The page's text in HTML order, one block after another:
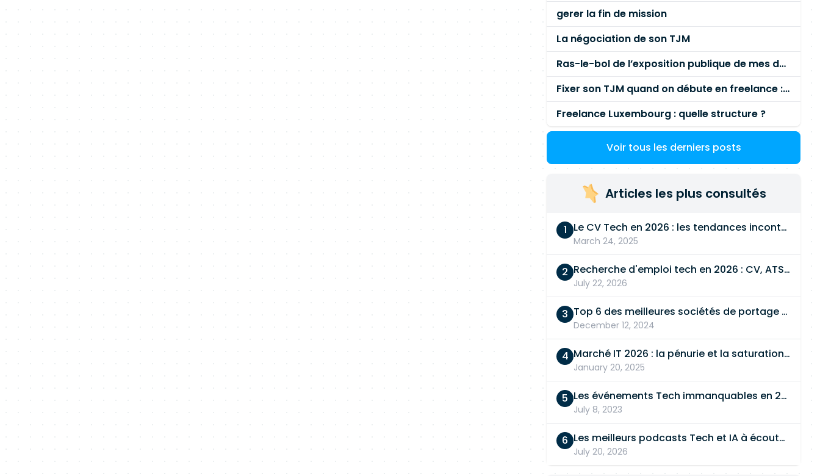
gerer la fin de mission
La négociation de son TJM
Ras-le-bol de l’exposition publique de mes données personnelles liées à mon entreprise
Fixer son TJM quand on débute en freelance : la méthode mathématique (et pas au feeling) 🛑
Freelance Luxembourg : quelle structure ?
Voir tous les derniers posts
Articles les plus consultés
Le CV Tech en 2026 : les tendances incontournables
March 24, 2025
Recherche d'emploi tech en 2026 : CV, ATS, entretien… On vous dit tout
July 22, 2026
Top 6 des meilleures sociétés de portage salarial
December 12, 2024
Marché IT 2026 : la pénurie et la saturation, en même temps
January 20, 2025
Les événements Tech immanquables en 2026
July 8, 2023
Les meilleurs podcasts Tech et IA à écouter en 2026
July 20, 2026